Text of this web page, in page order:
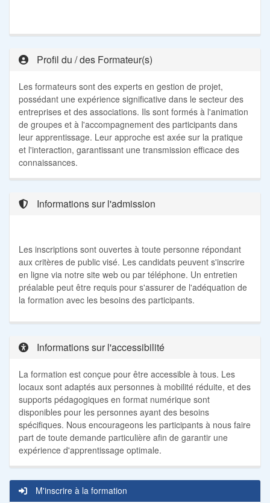
Profil du / des Formateur(s)
Les formateurs sont des experts en gestion de projet,
possédant une expérience significative dans le secteur des
entreprises et des associations. Ils sont formés à l'animation
de groupes et à l'accompagnement des participants dans
leur apprentissage. Leur approche est axée sur la pratique
et l'interaction, garantissant une transmission efficace des
connaissances.
Informations sur l'admission
Les inscriptions sont ouvertes à toute personne répondant
aux critères de public visé. Les candidats peuvent s'inscrire
en ligne via notre site web ou par téléphone. Un entretien
préalable peut être requis pour s'assurer de l'adéquation de
la formation avec les besoins des participants.
Informations sur l'accessibilité
La formation est conçue pour être accessible à tous. Les
locaux sont adaptés aux personnes à mobilité réduite, et des
supports pédagogiques en format numérique sont
disponibles pour les personnes ayant des besoins
spécifiques. Nous encourageons les participants à nous faire
part de toute demande particulière afin de garantir une
expérience d'apprentissage optimale.
M'inscrire à la formation